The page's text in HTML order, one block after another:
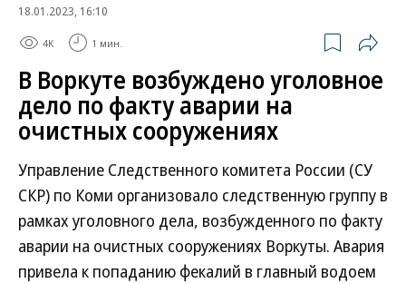
18.01.2023, 16:10
4K 1 мин.
В Воркуте возбуждено уголовное
дело по факту аварии на
очистных сооружениях
Управление Следственного комитета России (СУ
СКР) по Коми организовало следственную группу в
рамках уголовного дела, возбужденного по факту
аварии на очистных сооружениях Воркуты. Авария
привела к попаданию фекалий в главный водоем